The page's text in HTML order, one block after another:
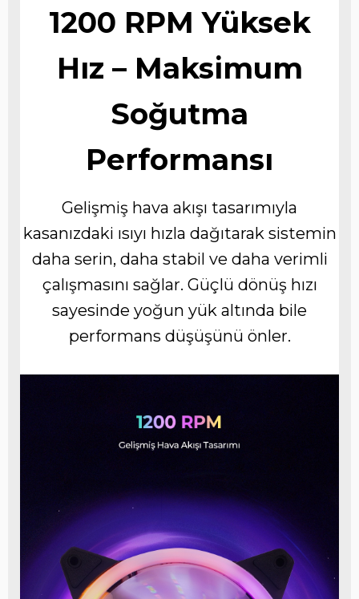
1200 RPM Yüksek
Hız – Maksimum
Soğutma
Performansı
Gelişmiş hava akışı tasarımıyla
kasanızdaki ısıyı hızla dağıtarak sistemin
daha serin, daha stabil ve daha verimli
çalışmasını sağlar. Güçlü dönüş hızı
sayesinde yoğun yük altında bile
performans düşüşünü önler.